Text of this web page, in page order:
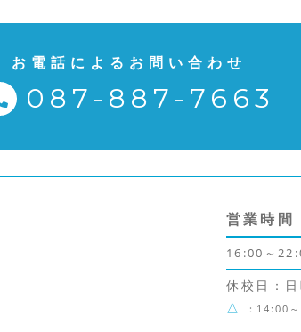
お電話によるお問い合わせ
087-887-7663
営業時間
16:00～
休校日：日
△
：14:00